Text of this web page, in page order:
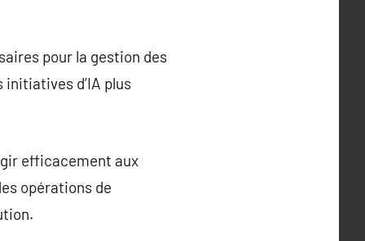
pour la gestion des
d’IA plus
efficacement aux
opérations de